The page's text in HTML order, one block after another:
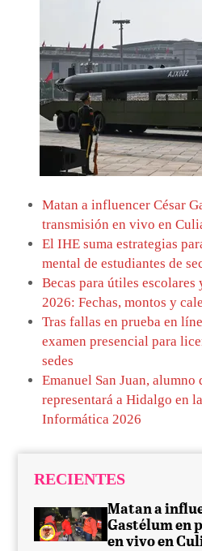
Matan a influencer César
transmisión en vivo en
El IHE suma estrategias
mental de estudiantes de
Becas para útiles
2026: Fechas, montos y
Tras fallas en prueba en
examen presencial para
sedes
Emanuel San Juan,
representará a Hidalgo en
Informática 2026
RECIENTES
Matan a
Gastélum en
en vivo en